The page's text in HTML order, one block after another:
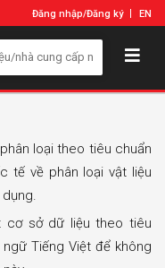
Đăng nhập/Đăng ký EN
loại theo tiêu chuẩn
tế về phân loại vật liệu
cơ sở dữ liệu theo tiêu
Tiếng Việt để không